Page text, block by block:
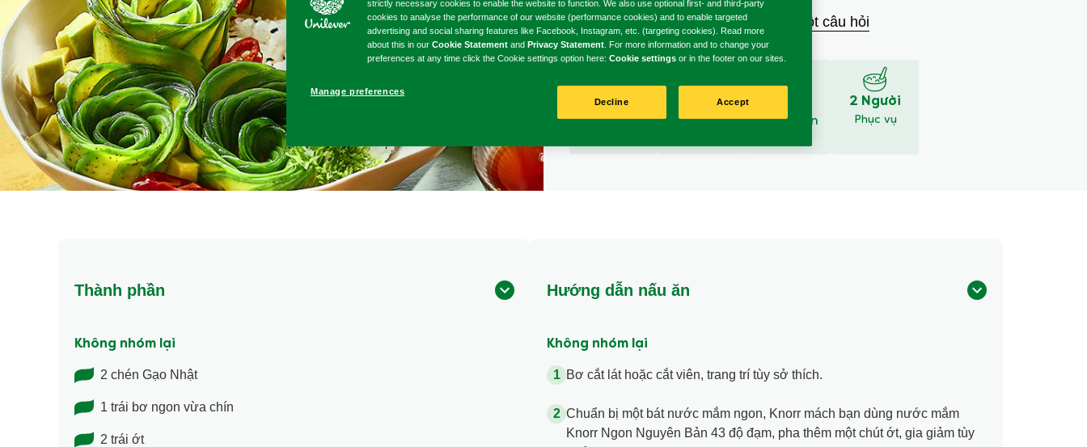
Không
có
hạng
nào
gửi
Viết nhận xét Đặt một câu hỏi
5 Phút
Thời gian
Độ khó
Thời gian
2 Người
Phục vụ
Thành phần
Không nhóm lại
2 chén Gạo Nhật
1 trái bơ ngon vừa chín
2 trái ớt
Hướng dẫn nấu ăn
Không nhóm lại
Bơ cắt lát hoặc cắt viên, trang trí tùy sở thích.
Chuẩn bị một bát nước mắm ngon, Knorr mách bạn dùng nước mắm
Knorr Ngon Nguyên Bản 43 độ đạm, pha thêm một chút ớt, gia giảm tùy
strictly necessary cookies to enable the website to function. We also use optional first- and third-party
cookies to analyse the performance of our website (performance cookies) and to enable targeted
advertising and social sharing features like Facebook, Instagram, etc. (targeting cookies). Read more
about this in our Cookie Statement and Privacy Statement . For more information and to change your
preferences at any time click the Cookie settings option here: Cookie settings or in the footer on our sites.
Manage preferences
Decline
Accept